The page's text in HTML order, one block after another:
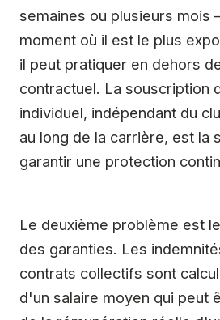
semaines ou plusieurs mois
moment où il est le plus
il peut pratiquer en dehors
contractuel. La souscription
individuel, indépendant du
au long de la carrière, est la
garantir une protection
Le deuxième problème est
des garanties. Les
contrats collectifs sont
d'un salaire moyen qui peut